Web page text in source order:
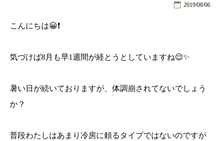
2019/08/06
こんにちは😀❗
気づけば8月も早1週間が経とうとしていますね😌✨
暑い日が続いておりますが、体調崩されてないでしょう
か？
普段わたしはあまり冷房に頼るタイプではないのですが